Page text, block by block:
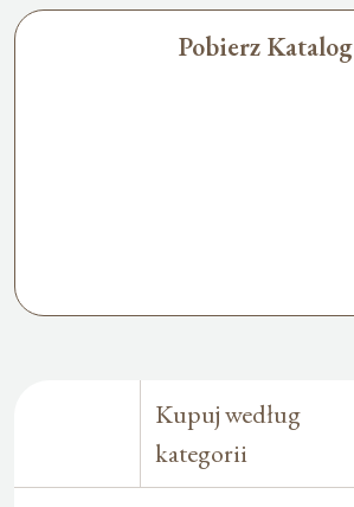
Pobierz Katalog
Kupuj według
kategorii